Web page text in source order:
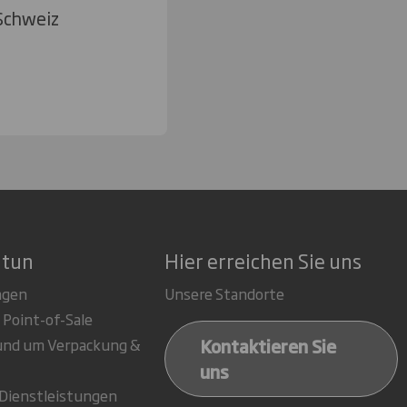
Point-of-Sale
um Verpackung &
Hier erreichen Sie uns
Unsere Standorte
Kontaktieren Sie
uns